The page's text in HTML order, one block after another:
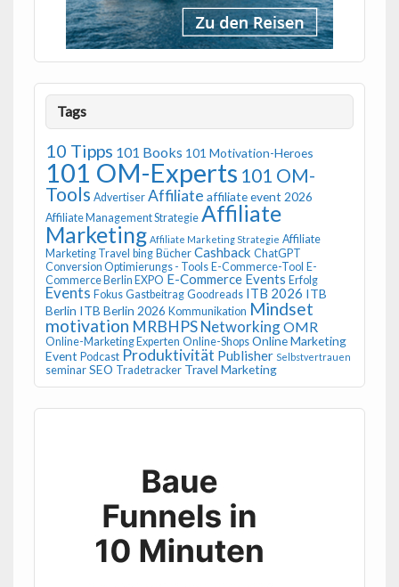
Tags
10 Tipps 101 Books 101 Motivation-Heroes
101 OM-Experts 101 OM-
Tools Advertiser Affiliate affiliate event 2026
Affiliate Management Strategie Affiliate
Marketing Affiliate Marketing Strategie Affiliate
Marketing Travel bing Bücher Cashback ChatGPT
Conversion Optimierungs - Tools E-Commerce-Tool E-
Commerce Berlin EXPO E-Commerce Events Erfolg
Events Fokus Gastbeitrag Goodreads ITB 2026 ITB
Berlin ITB Berlin 2026 Kommunikation Mindset
motivation MRBHPSNetworkingOMR
Online-Marketing Experten Online-Shops Online Marketing
Event Podcast Produktivität Publisher Selbstvertrauen
seminar SEO Tradetracker Travel Marketing